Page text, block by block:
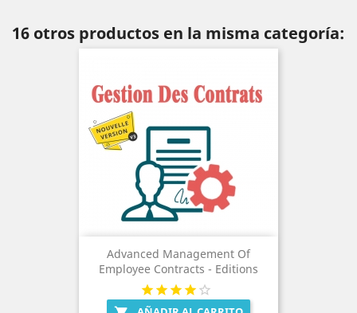
16 otros productos en la misma categoría:
Advanced Management Of
Employee Contracts - Editions